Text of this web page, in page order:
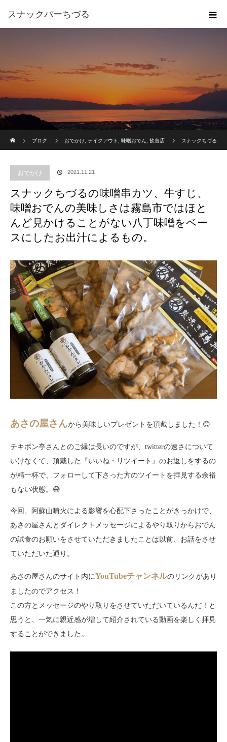
スナックバーちづる
ブログ
おでかけ テイクアウト 味噌おでん 飲食店 スナックちづる
八丁味噌をベースにしたお出汁によるもの。
おでかけ 2021.11.21
スナックちづるの味噌串カツ、牛すじ、
味噌おでんの美味しさは霧島市ではほと
んど見かけることがない八丁味噌をベー
スにしたお出汁によるもの。
あさの屋さんから美味しいプレゼントを頂戴しました！😊
チキボン亭さんとのご縁は長いのですが、twitterの速さについて
いけなくて、頂戴した『いいね・リツイート』のお返しをするの
が精一杯で、フォローして下さった方のツイートを拝見する余裕
もない状態。😅
今回、阿蘇山噴火による影響を心配下さったことがきっかけで、
あさの屋さんとダイレクトメッセージによるやり取りからおでん
の試食のお願いをさせていただきましたことは以前、お話をさせ
ていただいた通り。
あさの屋さんのサイト内にYouTubeチャンネルのリンクがあり
ましたのでアクセス！
この方とメッセージのやり取りをさせていただいているんだ！と
思うと、一気に親近感が増して紹介されている動画を楽しく拝見
することができました。